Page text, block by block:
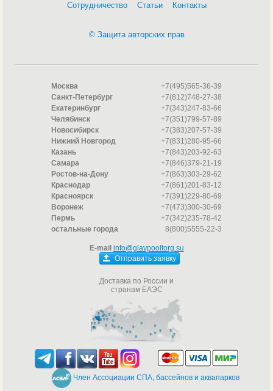
Сотрудничество Статьи Контакты
© Защита авторских прав
Москва
+7(495)565-36-39
Санкт-Петербург
+7(812)748-27-38
Екатеринбург
+7(343)247-83-66
Челябинск
+7(351)799-57-89
Новосибирск
+7(383)207-57-39
Нижний Новгород
+7(831)280-95-66
Казань
+7(843)203-92-63
Самара
+7(846)379-21-19
Ростов-на-Дону
+7(863)303-29-62
Краснодар
+7(861)201-83-12
Красноярск
+7(391)229-80-69
Воронеж
+7(473)300-30-69
Пермь
+7(342)235-78-42
остальные города
8(800)5555-22-3
E-mail info@glavpooltorg.su
Отправить заявку
Доставка по России и
странам ЕАЭС
Член Ассоциации СПА, бассейнов и аквапарков